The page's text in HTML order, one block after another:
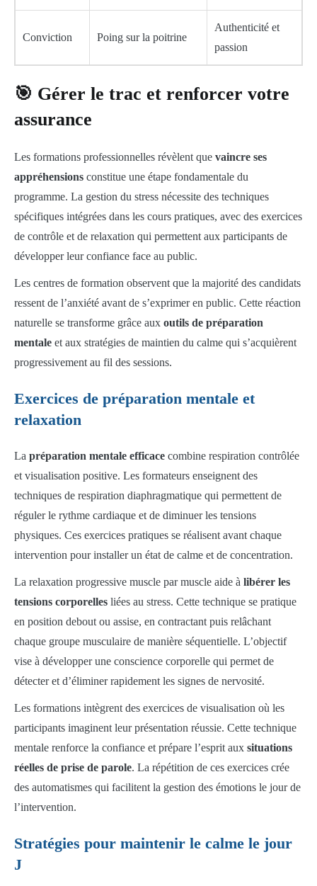
Conviction Poing sur la poitrine
Authenticité et
passion
🎯 Gérer le trac et renforcer votre
assurance
Les formations professionnelles révèlent que vaincre ses
appréhensions constitue une étape fondamentale du
programme. La gestion du stress nécessite des techniques
spécifiques intégrées dans les cours pratiques, avec des exercices
de contrôle et de relaxation qui permettent aux participants de
développer leur confiance face au public.
Les centres de formation observent que la majorité des candidats
ressent de l’anxiété avant de s’exprimer en public. Cette réaction
naturelle se transforme grâce aux outils de préparation
mentale et aux stratégies de maintien du calme qui s’acquièrent
progressivement au fil des sessions.
Exercices de préparation mentale et
relaxation
La préparation mentale efficace combine respiration contrôlée
et visualisation positive. Les formateurs enseignent des
techniques de respiration diaphragmatique qui permettent de
réguler le rythme cardiaque et de diminuer les tensions
physiques. Ces exercices pratiques se réalisent avant chaque
intervention pour installer un état de calme et de concentration.
La relaxation progressive muscle par muscle aide à libérer les
tensions corporelles liées au stress. Cette technique se pratique
en position debout ou assise, en contractant puis relâchant
chaque groupe musculaire de manière séquentielle. L’objectif
vise à développer une conscience corporelle qui permet de
détecter et d’éliminer rapidement les signes de nervosité.
Les formations intègrent des exercices de visualisation où les
participants imaginent leur présentation réussie. Cette technique
mentale renforce la confiance et prépare l’esprit aux situations
réelles de prise de parole. La répétition de ces exercices crée
des automatismes qui facilitent la gestion des émotions le jour de
l’intervention.
Stratégies pour maintenir le calme le jour
J